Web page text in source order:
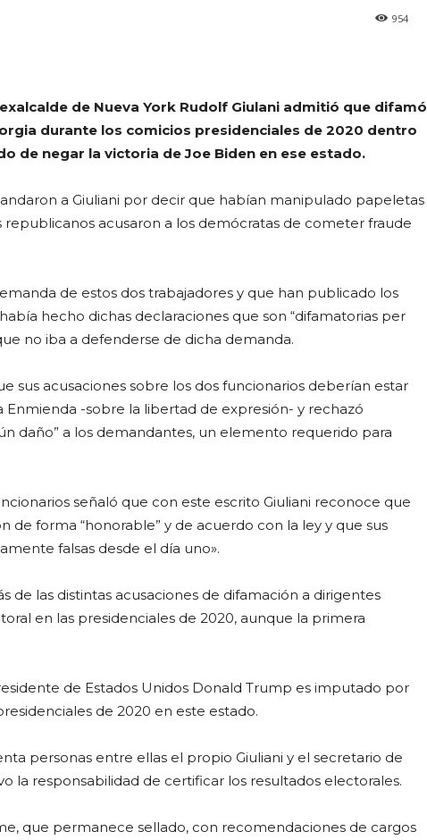
954
de Nueva York Rudolf Giulani admitió que difamó
durante los comicios presidenciales de 2020 dentro
de negar la victoria de Joe Biden en ese estado.
a Giuliani por decir que habían manipulado papeletas
acusaron a los demócratas de cometer fraude
de estos dos trabajadores y que han publicado los
hecho dichas declaraciones que son “difamatorias per
no iba a defenderse de dicha demanda.
sus acusaciones sobre los dos funcionarios deberían estar
-sobre la libertad de expresión- y rechazó
daño” a los demandantes, un elemento requerido para
señaló que con este escrito Giuliani reconoce que
forma “honorable” y de acuerdo con la ley y que sus
falsas desde el día uno».
de las distintas acusaciones de difamación a dirigentes
en las presidenciales de 2020, aunque la primera
de Estados Unidos Donald Trump es imputado por
de 2020 en este estado.
personas entre ellas el propio Giuliani y el secretario de
la responsabilidad de certificar los resultados electorales.
que permanece sellado, con recomendaciones de cargos